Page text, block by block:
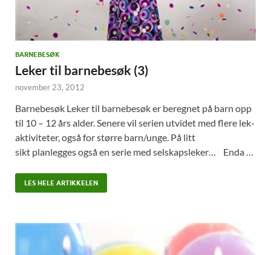
BARNEBESØK
Leker til barnebesøk (3)
november 23, 2012
Barnebesøk Leker til barnebesøk er beregnet på barn opp
til 10 – 12 års alder. Senere vil serien utvidet med flere lek-
aktiviteter, også for større barn/unge. På litt
sikt planlegges også en serie med selskapsleker… Enda …
LES HELE ARTIKKELEN